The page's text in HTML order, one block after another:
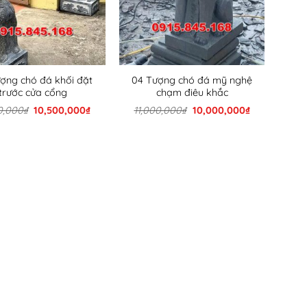
chó đá khối đặt
cửa cổng
₫ Giá
gốc
10,500,000₫Giá
04 Tượng chó đá mỹ nghệ
chạm điêu khắc
11,000,000₫ Giá
gốc
10,000,000₫Giá